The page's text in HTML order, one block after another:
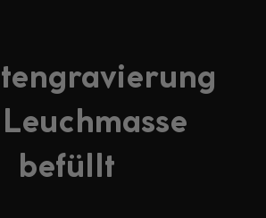
befüllt